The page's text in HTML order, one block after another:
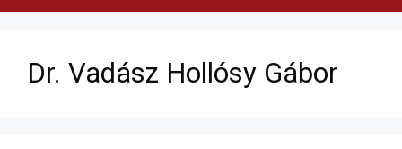
Dr. Vadász Hollósy Gábor